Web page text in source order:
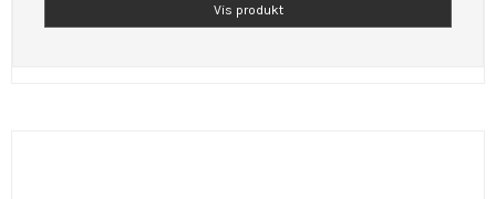
Vis produkt